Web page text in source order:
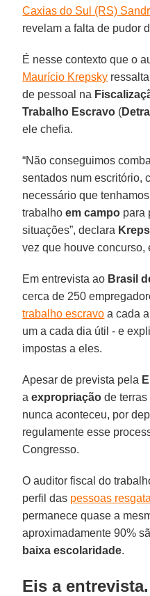
Caxias do Sul (RS)
revelam a falta de pudor
É nesse contexto que o
Maurício Krepsky
de pessoal na
Trabalho Escravo (
ele chefia.
“Não conseguimos
sentados num escritório,
necessário que
trabalhoem campo para
situações”, declara
vez que houve concurso,
Em entrevista ao Brasil
cerca de 250
trabalho escravo a cada
um a cada dia útil - e
impostas a eles.
Apesar de prevista pela
aexpropriação de
nunca aconteceu, por
regulamente esse
Congresso.
O auditor fiscal do
perfil das pessoas
permanece quase a
aproximadamente 90%
baixa escolaridade.
Eis a entrevista.